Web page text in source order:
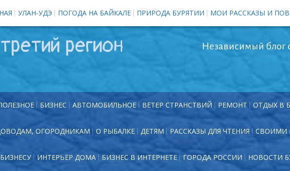
УЛАН-УДЭ ПОГОДА НА БАЙКАЛЕ ПРИРОДА БУРЯТИИ МОИ РАССКАЗЫ И
регион
Независимый блог
БИЗНЕС АВТОМОБИЛЬНОЕ ВЕТЕР СТРАНСТВИЙ РЕМОНТ ОТДЫХ В
ОГОРОДНИКАМ О РЫБАЛКЕ ДЕТЯМ РАССКАЗЫ ДЛЯ ЧТЕНИЯ СВОИМИ
БИЗНЕСУ ИНТЕРЬЕР ДОМА БИЗНЕС В ИНТЕРНЕТЕ ГОРОДА РОССИИ НОВОСТИ